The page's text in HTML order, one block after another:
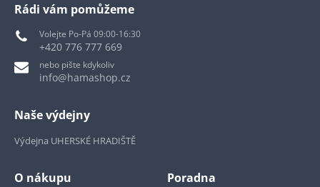
Rádi vám pomůžeme
Volejte Po-Pá 09:00-16:30
+420 776 777 669
nebo pište kdykoliv
info@hamashop.cz
Naše výdejny
Výdejna UHERSKÉ HRADIŠTĚ
O nákupu Poradna